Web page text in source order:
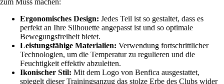
Ergonomisches Design: Jedes Teil ist so gestaltet, dass es
perfekt an Ihre Silhouette angepasst ist und so optimale
Bewegungsfreiheit bietet.
Leistungsfähige Materialien: Verwendung fortschrittlicher
Technologien, um die Temperatur zu regulieren und die
Feuchtigkeit effektiv abzuleiten.
Ikonischer Stil: Mit dem Logo von Benfica ausgestattet,
spiegelt dieser Trainingsanzug das stolze Erbe des Clubs wider